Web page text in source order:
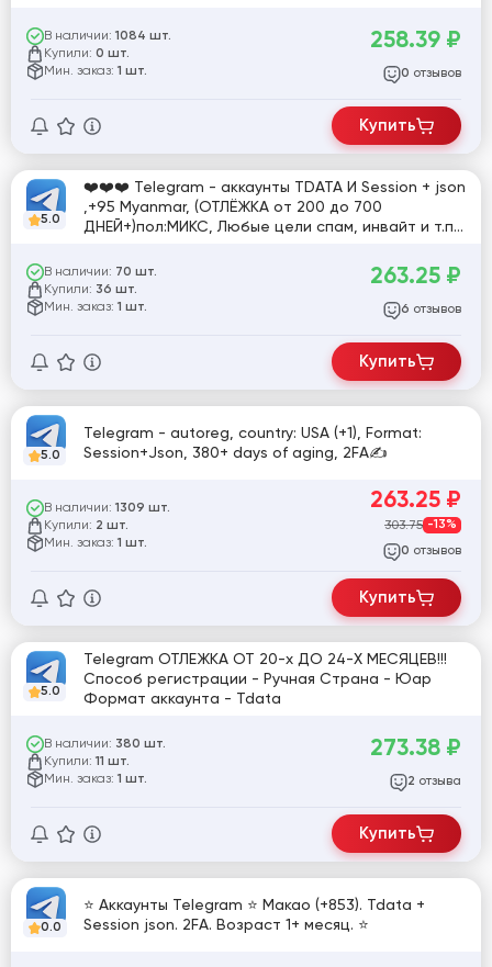
В наличии: 1084 шт.
Купили: 0 шт.
Мин. заказ: 1 шт.
258.39 ₽
0 отзывов
Купить
5.0
❤️❤️❤️ Telegram - аккаунты TDATA И Session + json
,+95 Myanmar, (ОТЛЁЖКА от 200 до 700
ДНЕЙ+)пол:МИКС, Любые цели спам, инвайт и т.п.
текстовике
В наличии: 70 шт.
Купили: 36 шт.
Мин. заказ: 1 шт.
263.25 ₽
6 отзывов
Купить
5.0
Telegram - autoreg, country: USA (+1), Format:
Session+Json, 380+ days of aging, 2FA✍
В наличии: 1309 шт.
Купили: 2 шт.
Мин. заказ: 1 шт.
263.25 ₽
303.75 -13%
0 отзывов
Купить
5.0
Telegram ОТЛЕЖКА ОТ 20-х ДО 24-Х МЕСЯЦЕВ!!!
Способ регистрации - Ручная Страна - Юар
Формат аккаунта - Tdata
В наличии: 380 шт.
Купили: 11 шт.
Мин. заказ: 1 шт.
273.38 ₽
2 отзыва
Купить
0.0
⭐ Аккаунты Telegram ⭐ Макао (+853). Tdata +
Session json. 2FA. Возраст 1+ месяц. ⭐